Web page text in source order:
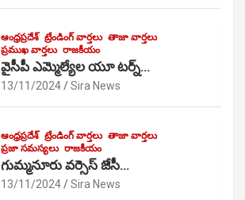
ఆంధ్రప్రదేశ్ ట్రేండింగ్ వార్తలు తాజా వార్తలు
ప్రముఖ వార్తలు రాజకీయం
వైసీపీ ఎమ్మెల్యేల యూ టర్న్…
13/11/2024 Sira News
ఆంధ్రప్రదేశ్ ట్రేండింగ్ వార్తలు తాజా వార్తలు
ప్రజా సమస్యలు రాజకీయం
గుమ్మనూరు వర్సెస్ జేసీ…
13/11/2024 Sira News